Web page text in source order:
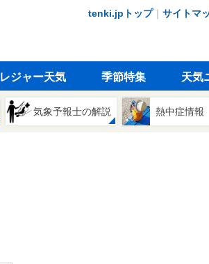
tenki.jpトップ｜ サイトマ
レジャー天気 季節特集 天気
気象予報士の解説 熱中症情報